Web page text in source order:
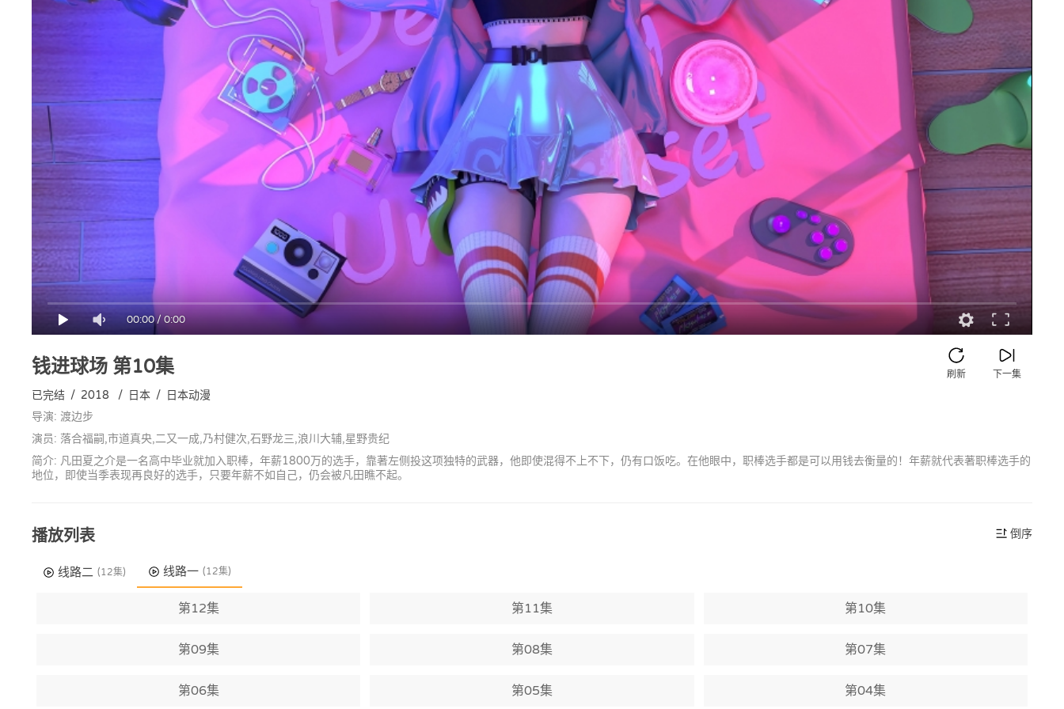
00:00/0:00
钱进球场 第10集 下一集
刷新
已完结 / 2018 / 日本 / 日本动漫
导演: 渡边步
演员: 落合福嗣,市道真央,二又一成,乃村健次,石野龙三,浪川大辅,星野贵纪
简介: 凡田夏之介是一名高中毕业就加入职棒，年薪1800万的选手，靠著左侧投这项独特的武器，他即使混得不上不下，仍有口饭吃。在他眼中，职棒选手都是可以用钱去衡量的！年薪就代表著职棒选手的
地位，即使当季表现再良好的选手，只要年薪不如自己，仍会被凡田瞧不起。
播放列表 倒序
线路二 (12集) 线路一 (12集)
第12集 第11集 第10集
第09集 第08集 第07集
第06集 第05集 第04集